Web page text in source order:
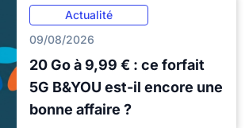
Actualité
09/08/2026
20 Go à 9,99 € : ce forfait
5G B&YOU est-il encore une
bonne affaire ?